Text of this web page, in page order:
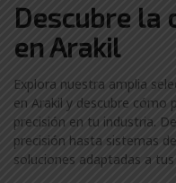
Descubre la
en Arakil
Explora nuestra amplia
en Arakil y descubre cómo
precisión en tu industria.
precisión hasta sistemas
soluciones adaptadas a